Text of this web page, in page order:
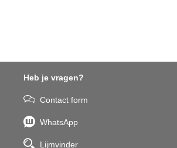
Heb je vragen?
Contact form
WhatsApp
Lijmvinder